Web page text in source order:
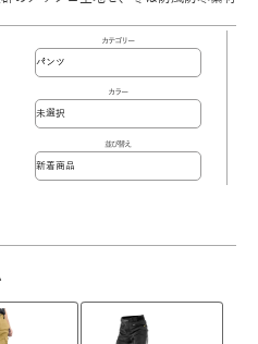
カテゴリー
カラー
並び替え